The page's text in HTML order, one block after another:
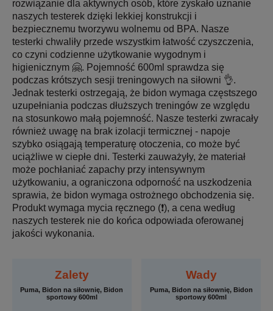
rozwiązanie dla aktywnych osób, które zyskało uznanie
naszych testerek dzięki lekkiej konstrukcji i
bezpiecznemu tworzywu wolnemu od BPA. Nasze
testerki chwaliły przede wszystkim łatwość czyszczenia,
co czyni codzienne użytkowanie wygodnym i
higienicznym 🤗. Pojemność 600ml sprawdza się
podczas krótszych sesji treningowych na siłowni 👌.
Jednak testerki ostrzegają, że bidon wymaga częstszego
uzupełniania podczas dłuższych treningów ze względu
na stosunkowo małą pojemność. Nasze testerki zwracały
również uwagę na brak izolacji termicznej - napoje
szybko osiągają temperaturę otoczenia, co może być
uciążliwe w ciepłe dni. Testerki zauważyły, że materiał
może pochłaniać zapachy przy intensywnym
użytkowaniu, a ograniczona odporność na uszkodzenia
sprawia, że bidon wymaga ostrożnego obchodzenia się.
Produkt wymaga mycia ręcznego (❗), a cena według
naszych testerek nie do końca odpowiada oferowanej
jakości wykonania.
Zalety
Puma, Bidon na siłownię, Bidon
sportowy 600ml
Wady
Puma, Bidon na siłownię, Bidon
sportowy 600ml